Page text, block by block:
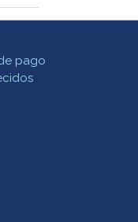
pago